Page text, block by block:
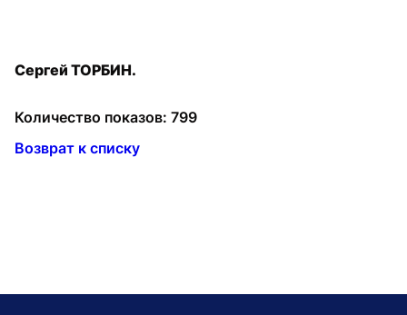
Сергей ТОРБИН.
Количество показов: 799
Возврат к списку